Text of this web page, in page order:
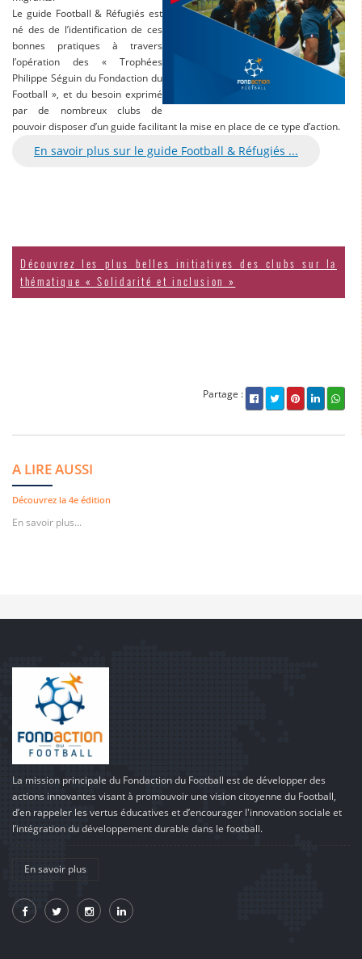
Le guide Football & Réfugiés est
né des de l’identification de ces
bonnes pratiques à travers
l’opération des « Trophées
Philippe Séguin du Fondaction du
Football », et du besoin exprimé
par de nombreux clubs de
pouvoir disposer d’un guide facilitant la mise en place de ce type d’action.
En savoir plus sur le guide Football & Réfugiés ...
Découvrez les plus belles initiatives des clubs sur la
thématique « Solidarité et inclusion »
Partage :
A LIRE AUSSI
Découvrez la 4e édition
En savoir plus...
La mission principale du Fondaction du Football est de développer des
actions innovantes visant à promouvoir une vision citoyenne du Football,
d’en rappeler les vertus éducatives et d’encourager l'innovation sociale et
l’intégration du développement durable dans le football.
En savoir plus